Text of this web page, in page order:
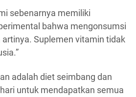
sebenarnya memiliki
bahwa mengonsumsi
Suplemen vitamin tidak
adalah diet seimbang dan
untuk mendapatkan semua